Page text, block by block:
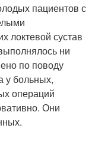
пациентов с
локтевой сустав
ни
по поводу
у больных,
операций
Они